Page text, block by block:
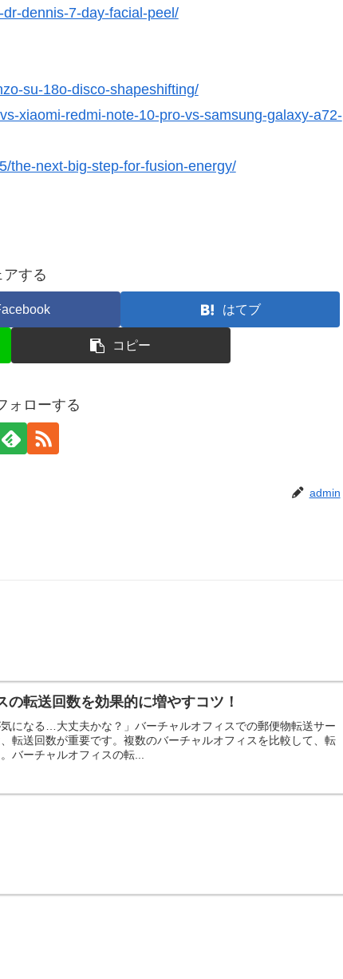
dennis-7-day-facial-peel/
su-18o-disco-shapeshifting/
xiaomi-redmi-note-10-pro-vs-samsung-galaxy-a72-
the-next-big-step-for-fusion-energy/
アする
はてブ
コピー
ォローする
admin
の転送回数を効果的に増やすコツ！
になる…大丈夫かな？」バーチャルオフィスでの郵便物転送サー
転送回数が重要です。複数のバーチャルオフィスを比較して、転
バーチャルオフィスの転...